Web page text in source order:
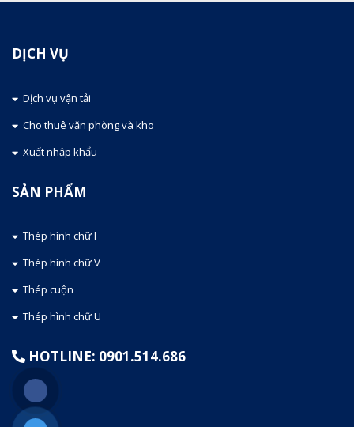
DỊCH VỤ
Dịch vụ vận tải
Cho thuê văn phòng và kho
Xuất nhập khẩu
SẢN PHẨM
Thép hình chữ I
Thép hình chữ V
Thép cuộn
Thép hình chữ U
HOTLINE: 0901.514.686